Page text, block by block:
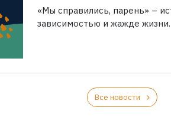
«Мы справились, парень» –
зависимостью и жажде жизни.
Все новости